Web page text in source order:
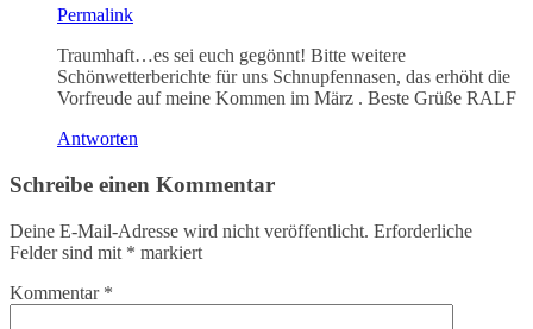
Permalink
Traumhaft…es sei euch gegönnt! Bitte weitere
Schönwetterberichte für uns Schnupfennasen, das erhöht die
Vorfreude auf meine Kommen im März . Beste Grüße RALF
Antworten
Schreibe einen Kommentar
Deine E-Mail-Adresse wird nicht veröffentlicht. Erforderliche
Felder sind mit * markiert
Kommentar *